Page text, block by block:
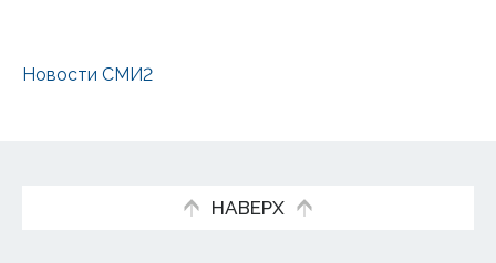
Новости СМИ2
НАВЕРХ